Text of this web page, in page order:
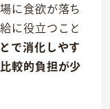
に食欲が落ち
に役立つこと
で消化しやす
較的負担が少